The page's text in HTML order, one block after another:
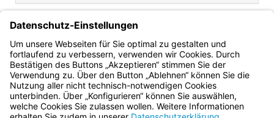
Für die Durchführung der Prüfung wird eine Gebühr nach
Maßgabe der Gebührenordnung der Handwerkskammer für
Mittelfranken erhoben.2§ 55 APO gilt entsprechend.
Bayern.de
BayernPortal